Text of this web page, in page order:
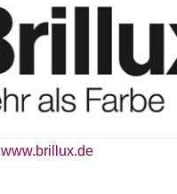
www.brillux.de